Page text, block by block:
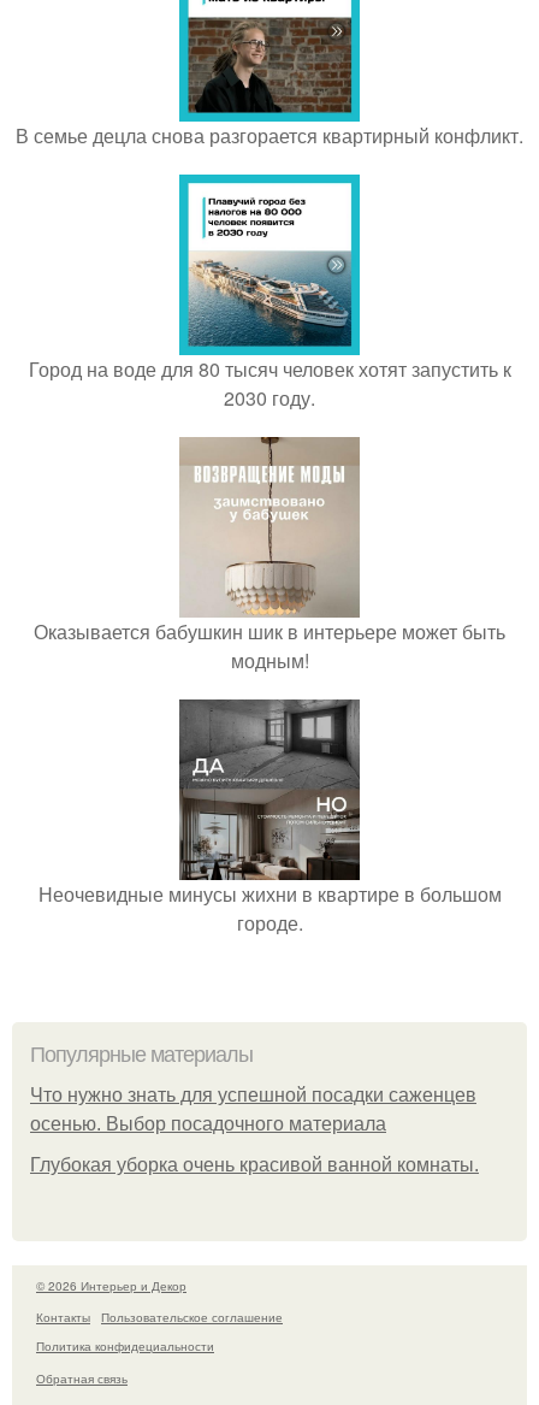
В семье децла снова разгорается квартирный конфликт.
Город на воде для 80 тысяч человек хотят запустить к
2030 году.
Оказывается бабушкин шик в интерьере может быть
модным!
Неочевидные минусы жихни в квартире в большом
городе.
Популярные материалы
Что нужно знать для успешной посадки саженцев
осенью. Выбор посадочного материала
Глубокая уборка очень красивой ванной комнаты.
© 2026 Интерьер и Декор
Контакты
Пользовательское соглашение
Политика конфидециальности
Обратная связь